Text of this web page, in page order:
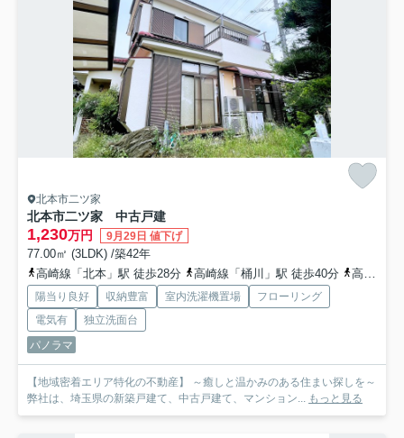
北本市二ツ家
北本市二ツ家 中古戸建
1,230万円 9月29日 値下げ
77.00㎡ (3LDK) /築42年
高崎線「北本」駅 徒歩28分
高崎線「桶川」駅 徒歩40分 高崎線「北上尾」駅 徒歩62分
陽当り良好 収納豊富 室内洗濯機置場
フローリング
電気有
独立洗面台
パノラマ
【地域密着エリア特化の不動産】 ～癒しと温かみのある住まい探しを～
弊社は、埼玉県の新築戸建て、中古戸建て、マンション... もっと見る